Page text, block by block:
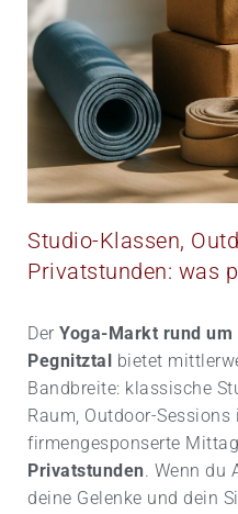
Studio-Klassen,
Privatstunden: was
Der Yoga-Markt rund
Pegnitztal
bietet
Bandbreite: klassische
Raum, Outdoor-Sessions
firmengesponserte
Privatstunden. Wenn du
deine Gelenke und dein